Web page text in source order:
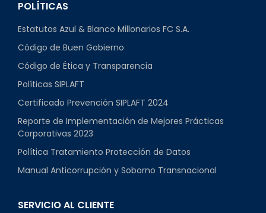
POLÍTICAS
Estatutos Azul & Blanco Millonarios FC S.A.
Código de Buen Gobierno
Código de Ética y Transparencia
Políticas SIPLAFT
Certificado Prevención SIPLAFT 2024
Reporte de Implementación de Mejores Prácticas
Corporativas 2023
Política Tratamiento Protección de Datos
Manual Anticorrupción y Soborno Transnacional
SERVICIO AL CLIENTE